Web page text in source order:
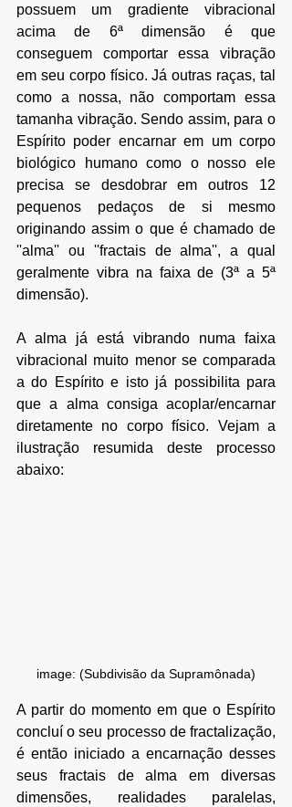
possuem um gradiente vibracional
acima de 6ª dimensão é que
conseguem comportar essa vibração
em seu corpo físico. Já outras raças, tal
como a nossa, não comportam essa
tamanha vibração. Sendo assim, para o
Espírito poder encarnar em um corpo
biológico humano como o nosso ele
precisa se desdobrar em outros 12
pequenos pedaços de si mesmo
originando assim o que é chamado de
''alma'' ou ''fractais de alma'', a qual
geralmente vibra na faixa de (3ª a 5ª
dimensão).
A alma já está vibrando numa faixa
vibracional muito menor se comparada
a do Espírito e isto já possibilita para
que a alma consiga acoplar/encarnar
diretamente no corpo físico. Vejam a
ilustração resumida deste processo
abaixo:
image: (Subdivisão da Supramônada)
A partir do momento em que o Espírito
concluí o seu processo de fractalização,
é então iniciado a encarnação desses
seus fractais de alma em diversas
dimensões, realidades paralelas,